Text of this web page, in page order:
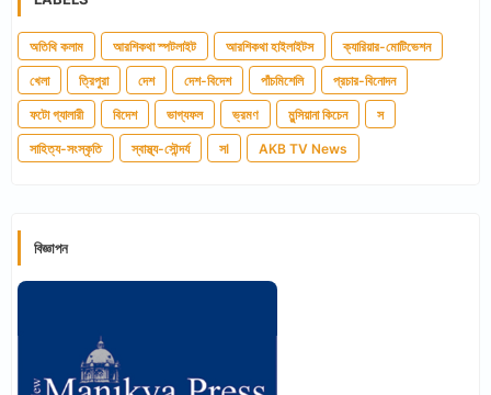
অতিথি কলাম আরশিকথা স্পটলাইট আরশিকথা হাইলাইটস ক্যারিয়ার-মোটিভেশন
খেলা ত্রিপুরা দেশ দেশ-বিদেশ পাঁচমিশেলি প্রচার-বিনোদন
ফটো গ্যালারী বিদেশ ভাগ্যফল ভ্রমণ মুন্সিয়ানা কিচেন স
সাহিত্য-সংস্কৃতি স্বাস্থ্য-সৌন্দর্য সl AKB TV News
বিজ্ঞাপন